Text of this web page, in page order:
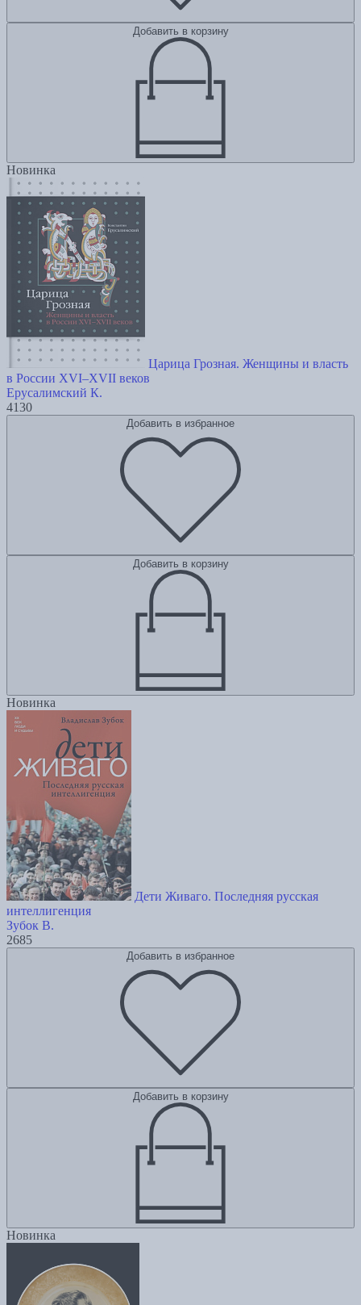
Добавить в корзину
Новинка
Царица Грозная. Женщины и власть
в России XVI–XVII веков
Ерусалимский К.
4130
Добавить в избранное
Добавить в корзину
Новинка
Дети Живаго. Последняя русская
интеллигенция
Зубок В.
2685
Добавить в избранное
Добавить в корзину
Новинка